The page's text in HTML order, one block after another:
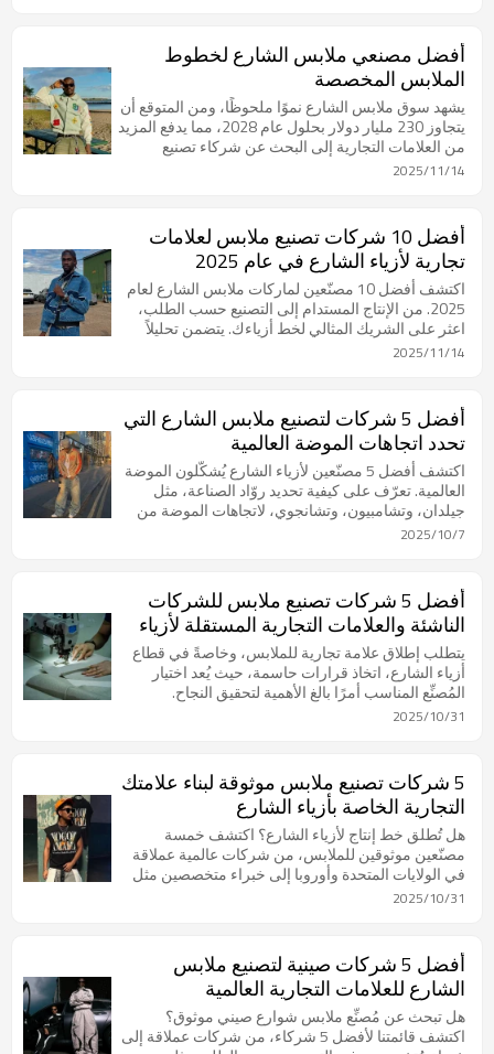
أفضل مصنعي ملابس الشارع لخطوط
الملابس المخصصة
يشهد سوق ملابس الشارع نموًا ملحوظًا، ومن المتوقع أن
يتجاوز 230 مليار دولار بحلول عام 2028، مما يدفع المزيد
من العلامات التجارية إلى البحث عن شركاء تصنيع
موثوقين. يُشدد هذا الدليل على أهمية اختيار مُصنِّع ملابس
متخصص يفهم الجماليات الفريدة والأقمشة وتقنيات
الطباعة الخاصة بملابس الشارع، مثل المقاسات الكبيرة
والقصات الخاصة.
2025/11/14
أفضل 10 شركات تصنيع ملابس لعلامات
تجارية لأزياء الشارع في عام 2025
اكتشف أفضل 10 مصنّعين لماركات ملابس الشارع لعام
2025. من الإنتاج المستدام إلى التصنيع حسب الطلب،
اعثر على الشريك المثالي لخط أزياءك. يتضمن تحليلاً
قائماً على البيانات لأبرز الموردين.
2025/11/14
أفضل 5 شركات لتصنيع ملابس الشارع التي
تحدد اتجاهات الموضة العالمية
اكتشف أفضل 5 مصنّعين لأزياء الشارع يُشكّلون الموضة
العالمية. تعرّف على كيفية تحديد روّاد الصناعة، مثل
جيلدان، وتشامبيون، وتشانجوي، لاتجاهات الموضة من
خلال التصنيع عالي الجودة والابتكار.
2025/10/7
أفضل 5 شركات تصنيع ملابس للشركات
الناشئة والعلامات التجارية المستقلة لأزياء
الشارع
يتطلب إطلاق علامة تجارية للملابس، وخاصةً في قطاع
أزياء الشارع، اتخاذ قرارات حاسمة، حيث يُعد اختيار
المُصنِّع المناسب أمرًا بالغ الأهمية لتحقيق النجاح.
يستكشف هذا الدليل العوامل الحاسمة التي يجب على
مثل العلامة التجارية الخاصة ومصنع المعدات الأصلية
(OEM)، أمرًا بالغ الأهمية. تُتيح العلامة التجارية الخاصة
دخولًا أسرع وأقل مخاطرة من خلال السماح للعلامات
التجارية بتخصيص التصاميم الحالية بما يت
2025/10/31
5 شركات تصنيع ملابس موثوقة لبناء علامتك
التجارية الخاصة بأزياء الشارع
هل تُطلق خط إنتاج لأزياء الشارع؟ اكتشف خمسة
مصنّعين موثوقين للملابس، من شركات عالمية عملاقة
في الولايات المتحدة وأوروبا إلى خبراء متخصصين مثل
شانجوييه لأزياء الشارع المُخصصة بكميات صغيرة.
2025/10/31
أفضل 5 شركات صينية لتصنيع ملابس
الشارع للعلامات التجارية العالمية
هل تبحث عن مُصنِّع ملابس شوارع صيني موثوق؟
اكتشف قائمتنا لأفضل 5 شركاء، من شركات عملاقة إلى